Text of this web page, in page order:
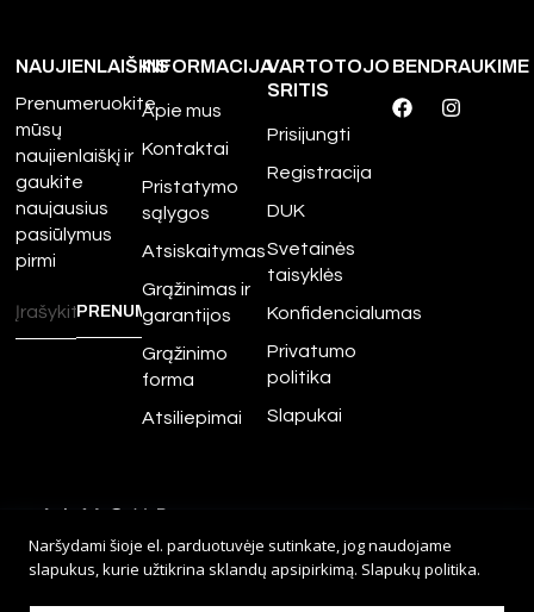
NAUJIENLAIŠKIS
Prenumeruokite
mūsų
naujienlaiškį ir
gaukite
naujausius
pasiūlymus
pirmi
INFORMACIJA
Apie mus
Kontaktai
Pristatymo
sąlygos
Atsiskaitymas
Grąžinimas ir
garantijos
Grąžinimo
forma
Atsiliepimai
VARTOTOJO
SRITIS
Prisijungti
Registracija
DUK
Svetainės
taisyklės
Konfidencialumas
Privatumo
politika
Slapukai
BENDRAUKIME
teisės saugomos.
Sprendimas:Adveits
Naršydami šioje el. parduotuvėje sutinkate, jog naudojame
slapukus, kurie užtikrina sklandų apsipirkimą. Slapukų politika.